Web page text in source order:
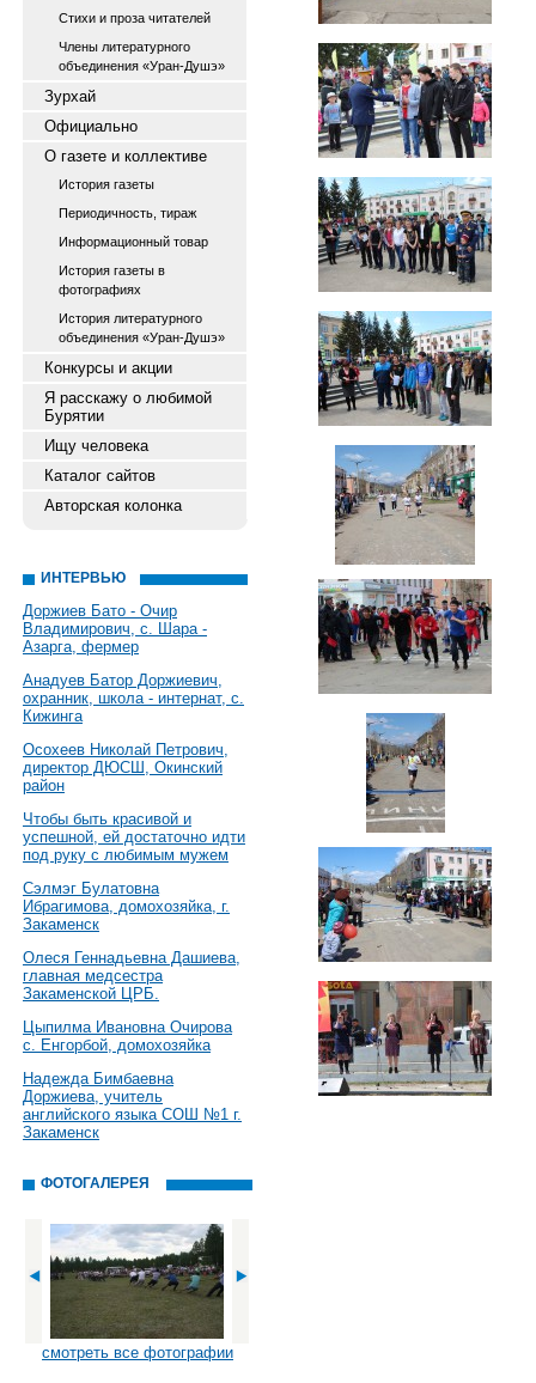
Стихи и проза читателей
Члены литературного
объединения «Уран-Душэ»
Зурхай
Официально
О газете и коллективе
История газеты
Периодичность, тираж
Информационный товар
История газеты в
фотографиях
История литературного
объединения «Уран-Душэ»
Конкурсы и акции
Я расскажу о любимой
Бурятии
Ищу человека
Каталог сайтов
Авторская колонка
ИНТЕРВЬЮ
Доржиев Бато - Очир
Владимирович, с. Шара -
Азарга, фермер
Анадуев Батор Доржиевич,
охранник, школа - интернат, с.
Кижинга
Осохеев Николай Петрович,
директор ДЮСШ, Окинский
район
Чтобы быть красивой и
успешной, ей достаточно идти
под руку с любимым мужем
Сэлмэг Булатовна
Ибрагимова, домохозяйка, г.
Закаменск
Олеся Геннадьевна Дашиева,
главная медсестра
Закаменской ЦРБ.
Цыпилма Ивановна Очирова
с. Енгорбой, домохозяйка
Надежда Бимбаевна
Доржиева, учитель
английского языка СОШ №1 г.
Закаменск
ФОТОГАЛЕРЕЯ
смотреть все фотографии